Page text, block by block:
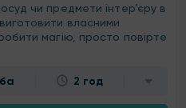
чи предмети інтер’єру в
власними
магію, просто повірте
2 год